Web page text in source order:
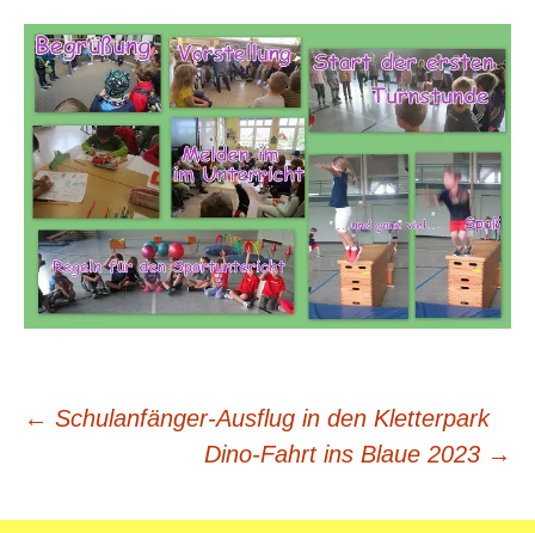
Beitrags-
← Schulanfänger-Ausflug in den Kletterpark
Dino-Fahrt ins Blaue 2023 →